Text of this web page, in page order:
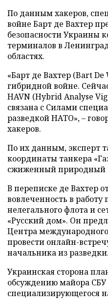
По данным хакеров,
войне Барт де Вахтер
безопасности Украины
терминалов в
областях.
«Барт де Вахтер (Bart
гибридной войне.
HAVN (Hybrid Analyse
связана с Силами
разведкой НАТО», –
хакеров.
По их данным, эксперт
координаты танкера
сжиженный природный
В переписке де Вахтер
вовлеченность в работу
нелегального флота и
«Русский дом». Он
Центра
провести онлайн-
начальника из разведки.
Украинская сторона
обсуждению майора
специализирующегося